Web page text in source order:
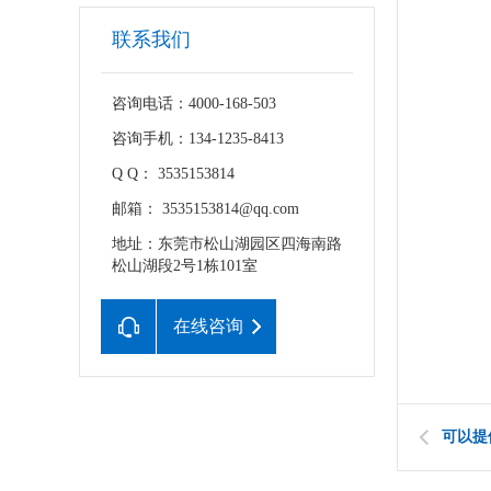
联系我们
咨询电话：4000-168-503
咨询手机：134-1235-8413
Q Q： 3535153814
邮箱： 3535153814@qq.com
地址：东莞市松山湖园区四海南路
松山湖段2号1栋101室
在线咨询
可以提